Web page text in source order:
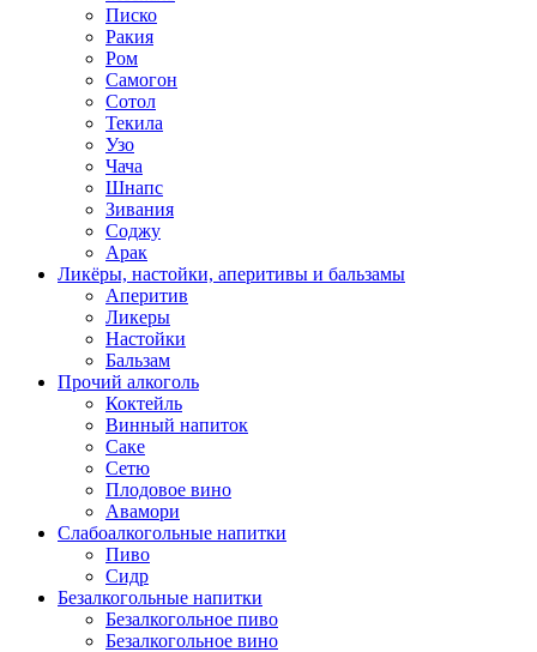
Писко
Ракия
Ром
Самогон
Сотол
Текила
Узо
Чача
Шнапс
Зивания
Соджу
Арак
Ликёры, настойки, аперитивы и бальзамы
Аперитив
Ликеры
Настойки
Бальзам
Прочий алкоголь
Коктейль
Винный напиток
Саке
Сетю
Плодовое вино
Авамори
Слабоалкогольные напитки
Пиво
Сидр
Безалкогольные напитки
Безалкогольное пиво
Безалкогольное вино